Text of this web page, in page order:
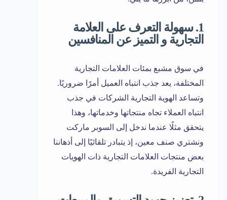
1. سهولة التعرف على العلامة
التجارية و التميز عن المنافسين
في سوق مشبع بمئات العلامات التجارية
المختلفة، يعد جذب انتباه العميل أمرًا ضروريًا.
وتساعد الهوية التجارية الشركات في جذب
انتباه العملاء تجاه منتجاتها وخدماتها، وهذا
يتحقق مثلًا عندما ندخل إلى السوبر ماركت
ونشتري صنف معين، إذ يتبادر تلقائيًا إلى أذهاننا
بعض منتجات العلامات التجارية ذات الهويات
التجارية الفريدة.